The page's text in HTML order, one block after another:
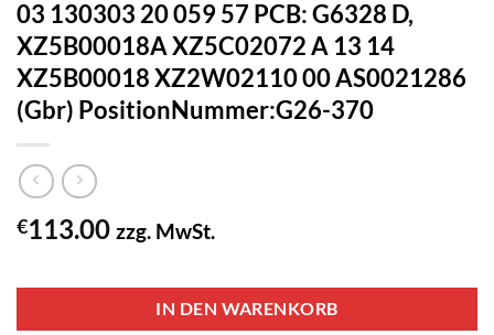
03 130303 20 059 57 PCB: G6328 D,
XZ5B00018A XZ5C02072 A 13 14
XZ5B00018 XZ2W02110 00 AS0021286
(Gbr) PositionNummer:G26-370
€113.00 zzg. MwSt.
IN DEN WARENKORB